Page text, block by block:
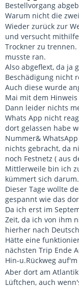
Bestellvorgang
Warum nicht die
Wieder zurück zur
und versucht
Trockner zu
musste ran.
Also abgeflext, da ja
Beschädigung nicht
Auch diese wurde
Mai mit dem
Dann leider nichts
Whats App nicht
dort gelassen habe
Nummer&
nichts gebracht, da
noch Festnetz ( aus
Mittlerweile bin ich
kümmert sich darum.
Dieser Tage wollte
gespannt wie das
Da ich erst im
Zeit, da ich von ihm
hierher nach
Hätte eine
nächsten Trip Ende
Hin-u.Rückweg
Aber dort am
Lüftchen, auch